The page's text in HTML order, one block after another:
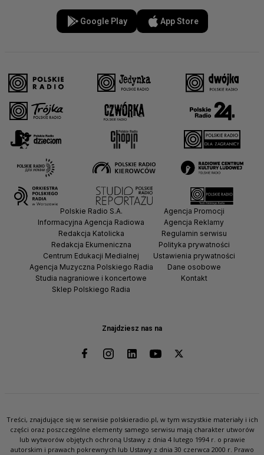
Google Play App Store
Znajdziesz nas na
Polskie Radio S.A.
Informacyjna Agencja Radiowa
Redakcja Katolicka
Redakcja Ekumeniczna
Centrum Edukacji Medialnej
Agencja Muzyczna Polskiego Radia
Studia nagraniowe i koncertowe
Sklep Polskiego Radia
Agencja Promocji
Agencja Reklamy
Regulamin serwisu
Polityka prywatności
Ustawienia prywatności
Dane osobowe
Kontakt
Treści, znajdujące się w serwisie polskieradio.pl, w tym wszystkie materiały i ich
części oraz poszczególne elementy samego serwisu mają charakter utworów
lub wytworów objętych ochroną Ustawy z dnia 4 lutego 1994 r. o prawie
autorskim i prawach pokrewnych lub Ustawy z dnia 30 czerwca 2000 r. Prawo